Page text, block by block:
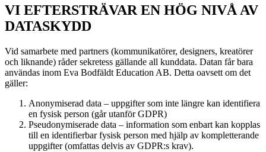
VI EFTERSTRÄVAR EN HÖG NIVÅ AV
DATASKYDD
Vid samarbete med partners (kommunikatörer, designers, kreatörer
och liknande) råder sekretess gällande all kunddata. Datan får bara
användas inom Eva Bodfäldt Education AB. Detta oavsett om det
gäller:
Anonymiserad data – uppgifter som inte längre kan identifiera
en fysisk person (går utanför GDPR)
Pseudonymiserade data – information som enbart kan kopplas
till en identifierbar fysisk person med hjälp av kompletterande
uppgifter (omfattas delvis av GDPR:s krav).